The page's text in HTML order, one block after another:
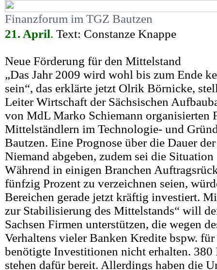
Finanzforum im TGZ Bautzen
21. April. Text: Constanze Knappe
Neue Förderung für den Mittelstand
„Das Jahr 2009 wird wohl bis zum Ende
sein“, das erklärte jetzt Olrik Börnicke,
Leiter Wirtschaft der Sächsischen
von MdL Marko Schiemann organisierten
Mittelständlern im Technologie- und
Bautzen. Eine Prognose über die Dauer
Niemand abgeben, zudem sei die
Während in einigen Branchen
fünfzig Prozent zu verzeichnen seien,
Bereichen gerade jetzt kräftig investiert.
zur Stabilisierung des Mittelstands“ will
Sachsen Firmen unterstützen, die wegen
Verhaltens vieler Banken Kredite bspw.
benötigte Investitionen nicht erhalten.
stehen dafür bereit. Allerdings haben die